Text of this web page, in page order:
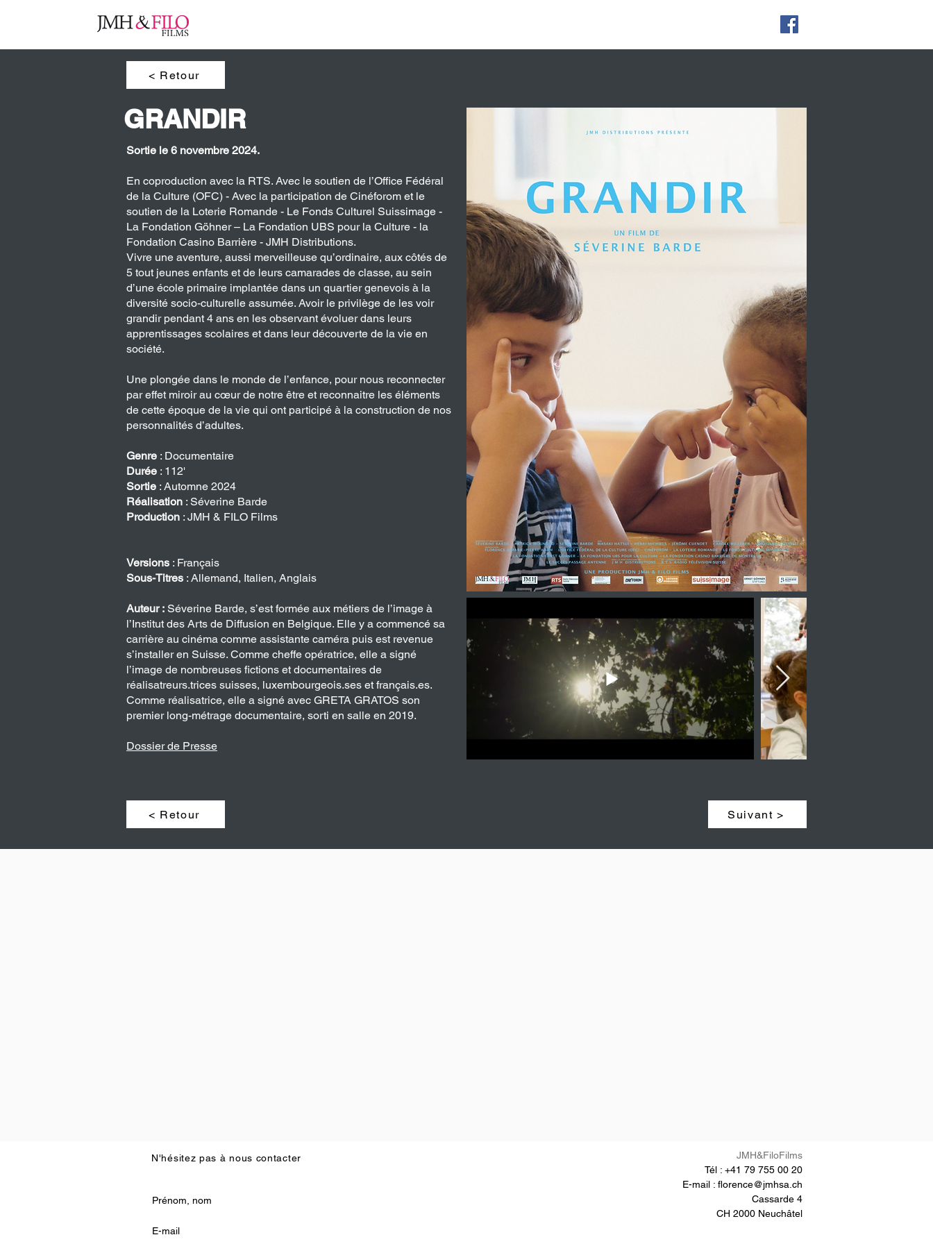
< Retour
GRANDIR
Sortie le 6 novembre 2024.
En coproduction avec la RTS. Avec le soutien de l’Office Fédéral
de la Culture (OFC) - Avec la participation de Cinéforom et le
soutien de la Loterie Romande - Le Fonds Culturel Suissimage -
La Fondation Göhner – La Fondation UBS pour la Culture - la
Fondation Casino Barrière - JMH Distributions.
Vivre une aventure, aussi merveilleuse qu’ordinaire, aux côtés de
5 tout jeunes enfants et de leurs camarades de classe, au sein
d’une école primaire implantée dans un quartier genevois à la
diversité socio-culturelle assumée. Avoir le privilège de les voir
grandir pendant 4 ans en les observant évoluer dans leurs
apprentissages scolaires et dans leur découverte de la vie en
société.
Une plongée dans le monde de l’enfance, pour nous reconnecter
par effet miroir au cœur de notre être et reconnaitre les éléments
de cette époque de la vie qui ont participé à la construction de nos
personnalités d’adultes.
Genre : Documentaire
Durée : 112'
Sortie : Automne 2024
Réalisation : Séverine Barde
Production : JMH & FILO Films
Versions : Français
Sous-Titres : Allemand, Italien, Anglais
Auteur : Séverine Barde, s’est formée aux métiers de l’image à
l’Institut des Arts de Diffusion en Belgique. Elle y a commencé sa
carrière au cinéma comme assistante caméra puis est revenue
s’installer en Suisse. Comme cheffe opératrice, elle a signé
l’image de nombreuses fictions et documentaires de
réalisatreurs.trices suisses, luxembourgeois.ses et français.es.
Comme réalisatrice, elle a signé avec GRETA GRATOS son
premier long-métrage documentaire, sorti en salle en 2019.
Dossier de Presse
< Retour Suivant >
N'hésitez pas à nous contacter
JMH&FiloFilms
Tél : +41 79 755 00 20
E-mail : florence@jmhsa.ch
Cassarde 4
CH 2000 Neuchâtel